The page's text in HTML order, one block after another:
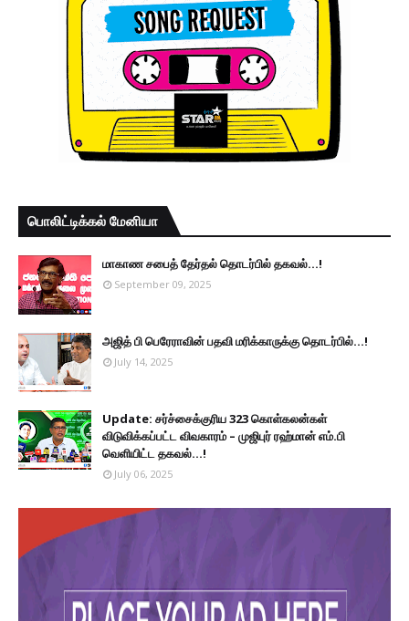
பொலிட்டிக்கல் மேனியா
மாகாண சபைத் தேர்தல் தொடர்பில் தகவல்...!
September 09, 2025
அஜித் பி பெரேராவின் பதவி மரிக்காருக்கு தொடர்பில்...!
July 14, 2025
Update: சர்ச்சைக்குரிய 323 கொள்கலன்கள்
விடுவிக்கப்பட்ட விவகாரம் – முஜிபுர் ரஹ்மான் எம்.பி
வெளியிட்ட தகவல்...!
July 06, 2025